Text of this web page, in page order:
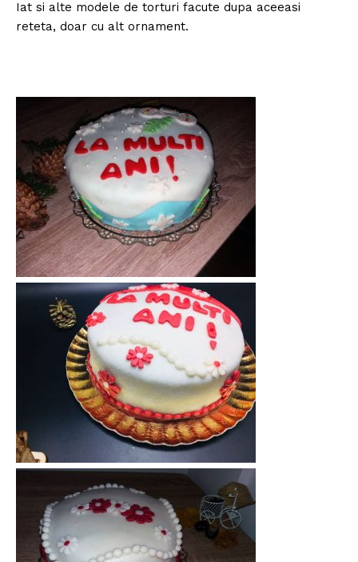
Iat si alte modele de torturi facute dupa aceeasi
reteta, doar cu alt ornament.